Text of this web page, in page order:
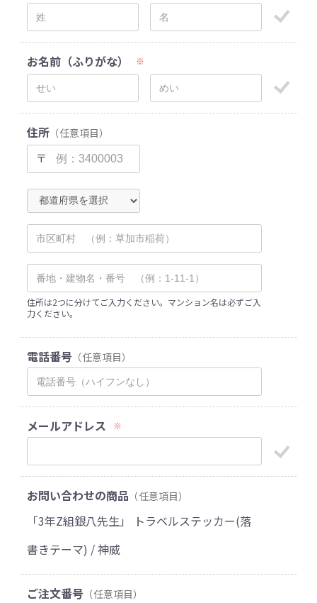
お名前（ふりがな） ※
住所 （任意項目）
〒
住所は2つに分けてご入力ください。マンション名は必ずご入
力ください。
電話番号 （任意項目）
メールアドレス ※
お問い合わせの商品 （任意項目）
「3年Z組銀八先生」 トラベルステッカー(落
書きテーマ) / 神威
ご注文番号 （任意項目）